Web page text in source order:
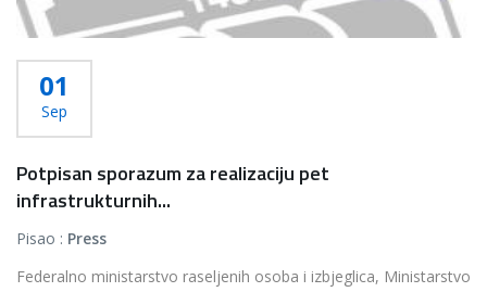
01
Sep
Potpisan sporazum za realizaciju pet
infrastrukturnih...
Pisao : Press
Federalno ministarstvo raseljenih osoba i izbjeglica, Ministarstvo